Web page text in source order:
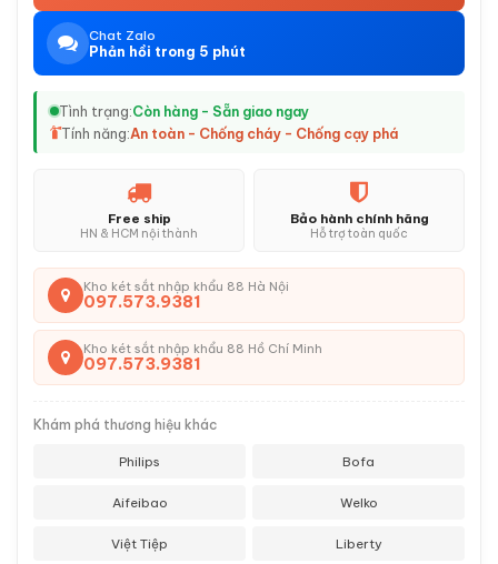
Chat Zalo
Phản hồi trong 5 phút
Tình trạng:Còn hàng - Sẵn giao ngay
Tính năng:An toàn - Chống cháy - Chống cạy phá
Free ship
HN & HCM nội thành
Bảo hành chính hãng
Hỗ trợ toàn quốc
Kho két sắt nhập khẩu 88 Hà Nội
097.573.9381
Kho két sắt nhập khẩu 88 Hồ Chí Minh
097.573.9381
Khám phá thương hiệu khác
Philips Bofa
Aifeibao Welko
Việt Tiệp Liberty